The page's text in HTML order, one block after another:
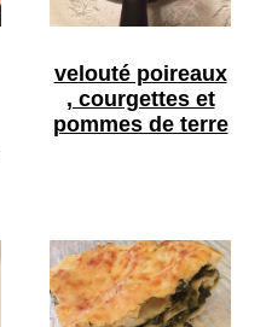
velouté poireaux
, courgettes et
pommes de terre